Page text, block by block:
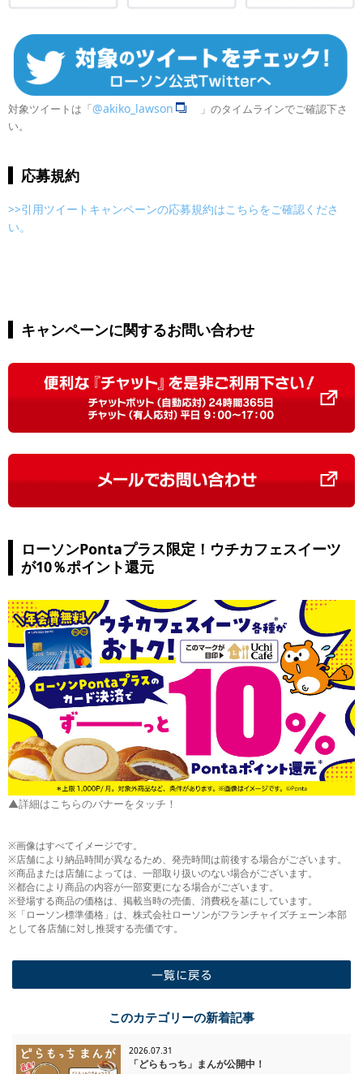
対象ツイートは「@akiko_lawson
」のタイムラインでご確認下さ
い。
応募規約
>>引用ツイートキャンペーンの応募規約はこちらをご確認くださ
い。
キャンペーンに関するお問い合わせ
ローソンPontaプラス限定！ウチカフェスイーツ
が10％ポイント還元
▲詳細はこちらのバナーをタッチ！
※画像はすべてイメージです。
※店舗により納品時間が異なるため、発売時間は前後する場合がございます。
※商品または店舗によっては、一部取り扱いのない場合がございます。
※都合により商品の内容が一部変更になる場合がございます。
※登場する商品の価格は、掲載当時の売価、消費税を基にしています。
※「ローソン標準価格」は、株式会社ローソンがフランチャイズチェーン本部
として各店舗に対し推奨する売価です。
このカテゴリーの新着記事
2026.07.31
「どらもっち」まんが公開中！